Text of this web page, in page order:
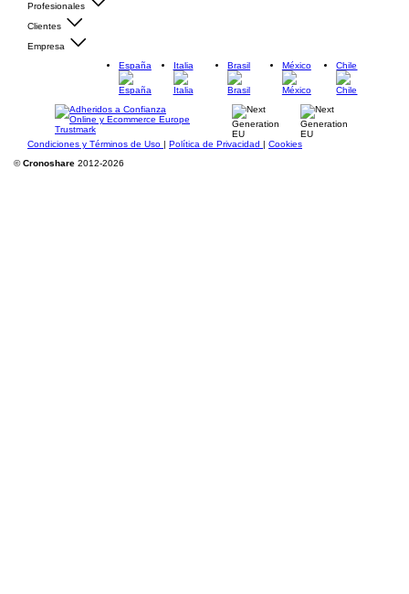
Profesionales
Clientes
Empresa
España
Italia Brasil México Chile
Condiciones y Términos de Uso | Política de Privacidad | Cookies
©Cronoshare 2012-2026